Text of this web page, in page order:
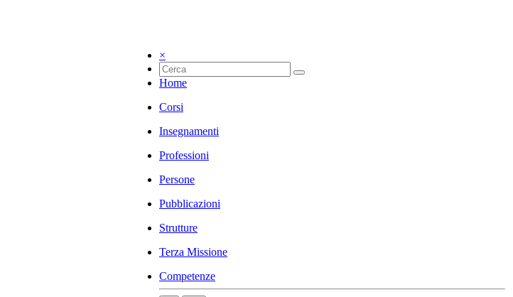
×
Home
Corsi
Insegnamenti
Professioni
Persone
Pubblicazioni
Strutture
Terza Missione
Competenze